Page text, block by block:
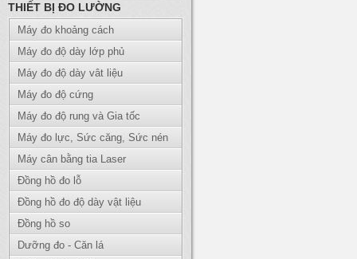
THIẾT BỊ ĐO LƯỜNG
Máy đo khoảng cách
Máy đo độ dày lớp phủ
Máy đo độ dày vât liệu
Máy đo độ cứng
Máy đo độ rung và Gia tốc
Máy đo lực, Sức căng, Sức nén
Máy cân bằng tia Laser
Đồng hồ đo lỗ
Đồng hồ đo độ dày vật liệu
Đồng hồ so
Dưỡng đo - Căn lá